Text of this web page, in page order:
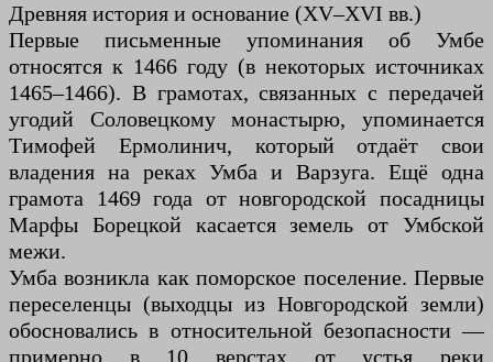
Древняя история и основание (XV–XVI вв.)
Первые письменные упоминания об Умбе
относятся к 1466 году (в некоторых источниках
1465–1466). В грамотах, связанных с передачей
угодий Соловецкому монастырю, упоминается
Тимофей Ермолинич, который отдаёт свои
владения на реках Умба и Варзуга. Ещё одна
грамота 1469 года от новгородской посадницы
Марфы Борецкой касается земель от Умбской
межи.
Умба возникла как поморское поселение. Первые
переселенцы (выходцы из Новгородской земли)
обосновались в относительной безопасности —
примерно в 10 верстах от устья реки